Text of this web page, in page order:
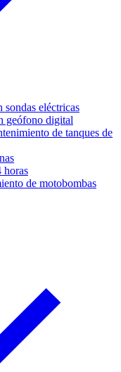
sondas eléctricas
geófono digital
de tanques de
horas
de motobombas